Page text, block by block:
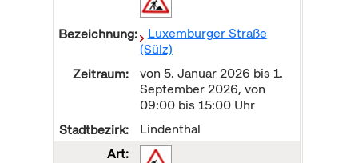
Luxemburger Straße
(Sülz)
von 5. Januar 2026 bis 1.
September 2026, von
09:00 bis 15:00 Uhr
Lindenthal